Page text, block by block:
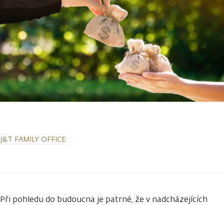
J&T FAMILY OFFICE
Při pohledu do budoucna je patrné, že v nadcházejících